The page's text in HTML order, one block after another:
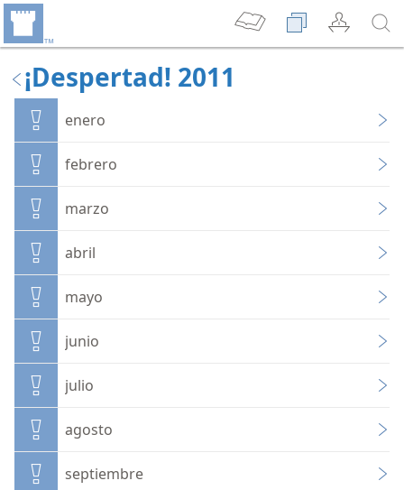
¡Despertad! 2011
enero
febrero
marzo
abril
mayo
junio
julio
agosto
septiembre